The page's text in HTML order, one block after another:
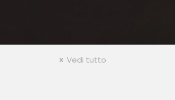
Vedi tutto